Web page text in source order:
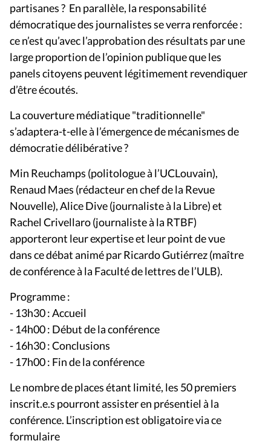
partisanes ? En parallèle, la responsabilité
démocratique des journalistes se verra renforcée :
ce n’est qu’avec l’approbation des résultats par une
large proportion de l’opinion publique que les
panels citoyens peuvent légitimement revendiquer
d’être écoutés.
La couverture médiatique "traditionnelle"
s’adaptera-t-elle à l’émergence de mécanismes de
démocratie délibérative ?
Min Reuchamps (politologue à l’UCLouvain),
Renaud Maes (rédacteur en chef de la Revue
Nouvelle), Alice Dive (journaliste à la Libre) et
Rachel Crivellaro (journaliste à la RTBF)
apporteront leur expertise et leur point de vue
dans ce débat animé par Ricardo Gutiérrez (maître
de conférence à la Faculté de lettres de l’ULB).
Programme :
- 13h30 : Accueil
- 14h00 : Début de la conférence
- 16h30 : Conclusions
- 17h00 : Fin de la conférence
Le nombre de places étant limité, les 50 premiers
inscrit.e.s pourront assister en présentiel à la
conférence. L’inscription est obligatoire via ce
formulaire